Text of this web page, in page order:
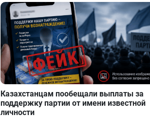
Казахстанцам пообещали выплаты за
поддержку партии от имени известной
личности